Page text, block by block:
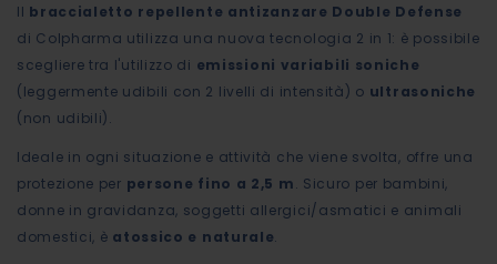
Il braccialetto repellente antizanzare Double Defense
di Colpharma utilizza una nuova tecnologia 2 in 1: è possibile
scegliere tra l'utilizzo di emissioni variabili soniche
(leggermente udibili con 2 livelli di intensità) o ultrasoniche
(non udibili).
Ideale in ogni situazione e attività che viene svolta, offre una
protezione per persone fino a 2,5 m. Sicuro per bambini,
donne in gravidanza, soggetti allergici/asmatici e animali
domestici, è atossico e naturale.